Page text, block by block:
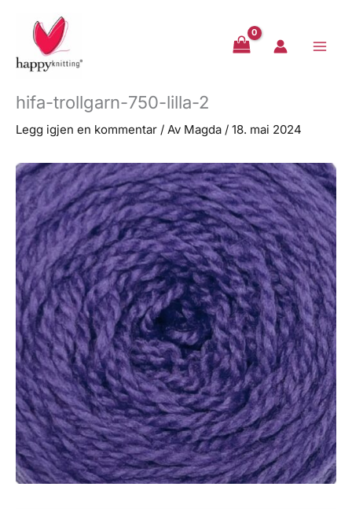
innholdet
hifa-trollgarn-750-lilla-2
Legg igjen en kommentar / Av Magda / 18. mai 2024